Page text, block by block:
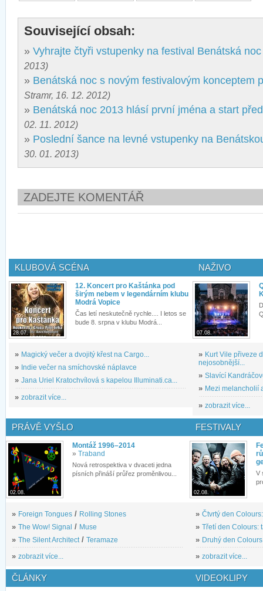
Související obsah:
» Vyhrajte čtyři vstupenky na festival Benátská noc
2013)
» Benátská noc s novým festivalovým konceptem
Stramr, 16. 12. 2012)
» Benátská noc 2013 hlásí první jména a start
02. 11. 2012)
» Poslední šance na levné vstupenky na
30. 01. 2013)
ZADEJTE KOMENTÁŘ
KLUBOVÁ SCÉNA
28.07.
12. Koncert pro Kaštánka pod
širým nebem v legendárním klubu
Modrá Vopice
Čas letí neskutečně rychle.... I letos se
bude 8. srpna v klubu Modrá...
» Magický večer a dvojitý křest na Cargo...
» Indie večer na smíchovské náplavce
» Jana Uriel Kratochvílová s kapelou Illuminati.ca...
» zobrazit více...
NAŽIVO
07.08.
» Kurt Vile přiveze
nejosobnější...
» Slavící
» Mezi melancholií
» zobrazit více...
PRÁVĚ VYŠLO
02.08.
Montáž 1996–2014
» Traband
Nová retrospektiva v dvaceti jedna
písních přináší průřez proměnlivou...
» Foreign Tongues / Rolling Stones
» The Wow! Signal / Muse
» The Silent Architect / Teramaze
» zobrazit více...
FESTIVALY
02.08.
V
» Čtvrtý den
» Třetí den Colours:
» Druhý den
» zobrazit více...
ČLÁNKY VIDEOKLIPY